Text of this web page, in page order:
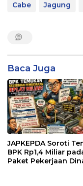
Cabe Jagung
Baca Juga
JAPKEPDA Soroti
BPK Rp1,4 Miliar
Paket Pekerjaan